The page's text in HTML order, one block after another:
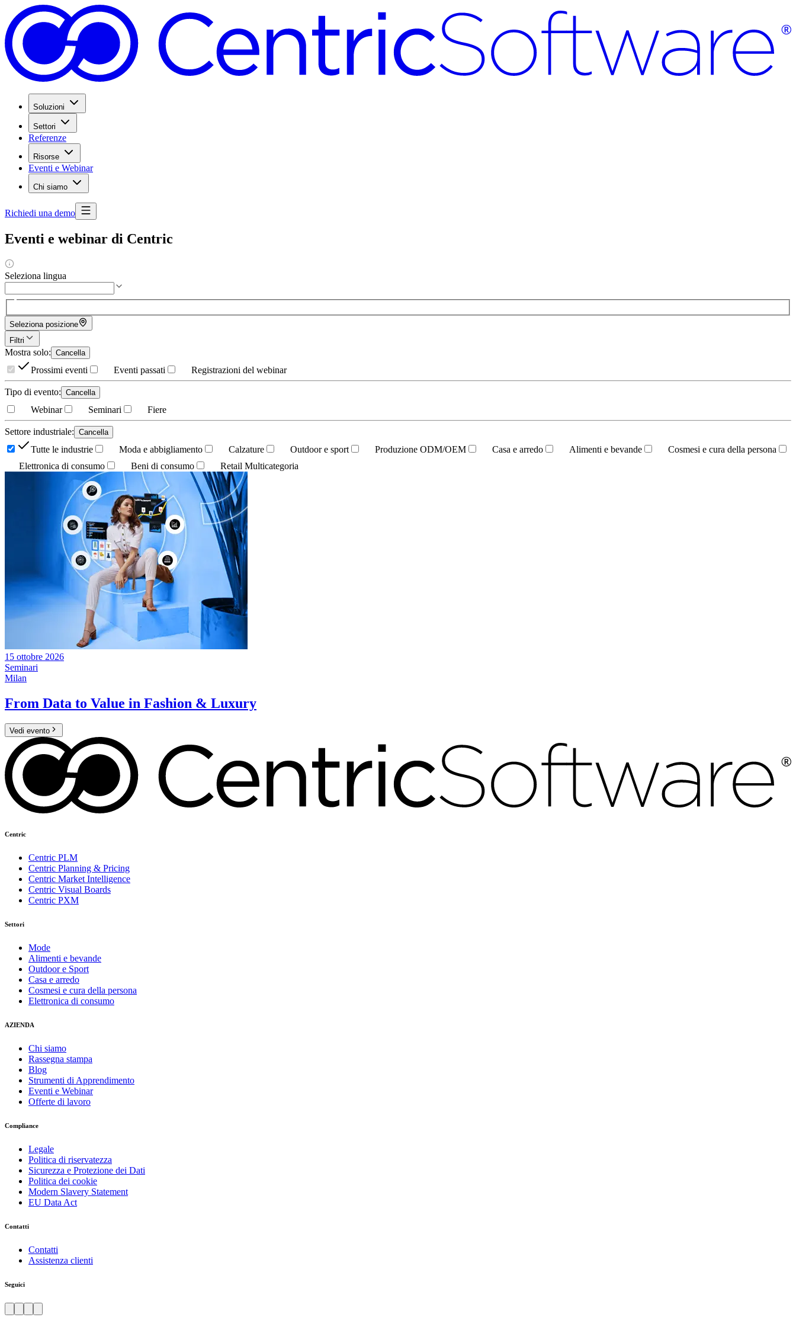
Soluzioni
Settori
Referenze
Risorse
Eventi e Webinar
Chi siamo
Richiedi una demo
Eventi e webinar di Centric
Seleziona lingua
Seleziona posizione
Filtri
Mostra solo: Cancella
Prossimi eventi Eventi passati Registrazioni del webinar
Tipo di evento: Cancella
Webinar Seminari Fiere
Settore industriale: Cancella
Tutte le industrie Moda e abbigliamento Calzature Outdoor e sport Produzione ODM/OEM Casa e arredo Alimenti e bevande
Cosmesi e cura della persona
Elettronica di consumo
Beni di consumo Retail Multicategoria
15 ottobre 2026
Seminari
Milan
From Data to Value in Fashion & Luxury
Vedi evento
Centric
Centric PLM
Centric Planning & Pricing
Centric Market Intelligence
Centric Visual Boards
Centric PXM
Settori
Mode
Alimenti e bevande
Outdoor e Sport
Casa e arredo
Cosmesi e cura della persona
Elettronica di consumo
AZIENDA
Chi siamo
Rassegna stampa
Blog
Strumenti di Apprendimento
Eventi e Webinar
Offerte di lavoro
Compliance
Legale
Politica di riservatezza
Sicurezza e Protezione dei Dati
Politica dei cookie
Modern Slavery Statement
EU Data Act
Contatti
Contatti
Assistenza clienti
Seguici